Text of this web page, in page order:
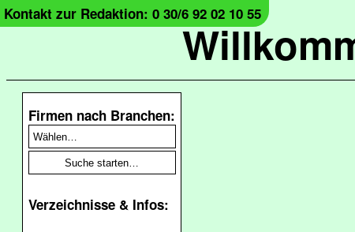
Kontakt zur Redaktion: 0 30/6 92 02 10 55
Firmen nach Branchen:
Verzeichnisse & Infos: